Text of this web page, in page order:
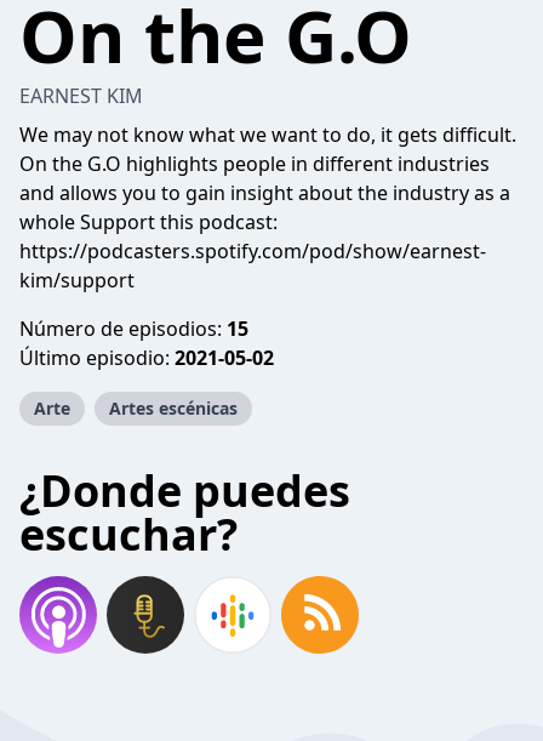
On the G.O
EARNEST KIM
We may not know what we want to do, it gets difficult.
On the G.O highlights people in different industries
and allows you to gain insight about the industry as a
whole Support this podcast:
https://podcasters.spotify.com/pod/show/earnest-
kim/support
Número de episodios: 15
Último episodio: 2021-05-02
Arte Artes escénicas
¿Donde puedes
escuchar?